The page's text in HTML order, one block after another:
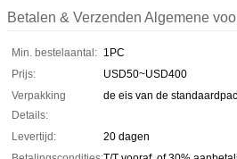
Betalen & Verzenden Algemene
Min. bestelaantal: 1PC
Prijs:
USD50~USD400
Verpakking
Details:
de eis van de
Levertijd:
20 dagen